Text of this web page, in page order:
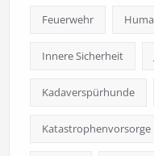
Feuerwehr
Innere Sicherheit
Kadaverspürhunde
Katastrophenvorsorge